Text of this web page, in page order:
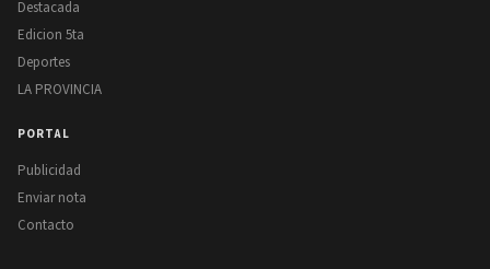
Destacada
Edicion 5ta
Deportes
LA PROVINCIA
PORTAL
Publicidad
Enviar nota
Contacto